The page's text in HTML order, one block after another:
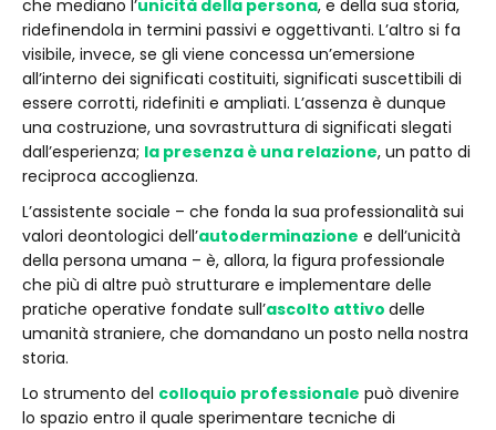
che mediano l’unicità della persona, e della sua storia,
ridefinendola in termini passivi e oggettivanti. L’altro si fa
visibile, invece, se gli viene concessa un’emersione
all’interno dei significati costituiti, significati suscettibili di
essere corrotti, ridefiniti e ampliati. L’assenza è dunque
una costruzione, una sovrastruttura di significati slegati
dall’esperienza; la presenza è una relazione, un patto di
reciproca accoglienza.
L’assistente sociale – che fonda la sua professionalità sui
valori deontologici dell’autoderminazione e dell’unicità
della persona umana – è, allora, la figura professionale
che più di altre può strutturare e implementare delle
pratiche operative fondate sull’ascolto attivo delle
umanità straniere, che domandano un posto nella nostra
storia.
Lo strumento del colloquio professionale può divenire
lo spazio entro il quale sperimentare tecniche di